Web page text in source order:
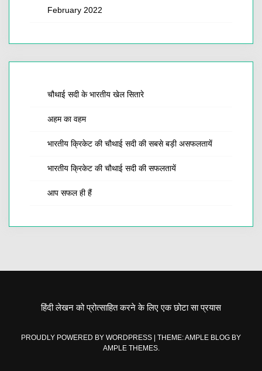
February 2022
चौथाई सदी के भारतीय खेल सितारे
अहम का वहम
भारतीय क्रिकेट की चौथाई सदी की सबसे बड़ी असफलतायें
भारतीय क्रिकेट की चौथाई सदी की सफलतायें
आप सफल ही हैं
हिंदी लेखन को प्रोत्साहित करने के लिए एक छोटा सा प्रयास
PROUDLY POWERED BY WORDPRESS
THEME: AMPLE BLOG BY
AMPLE THEMES.